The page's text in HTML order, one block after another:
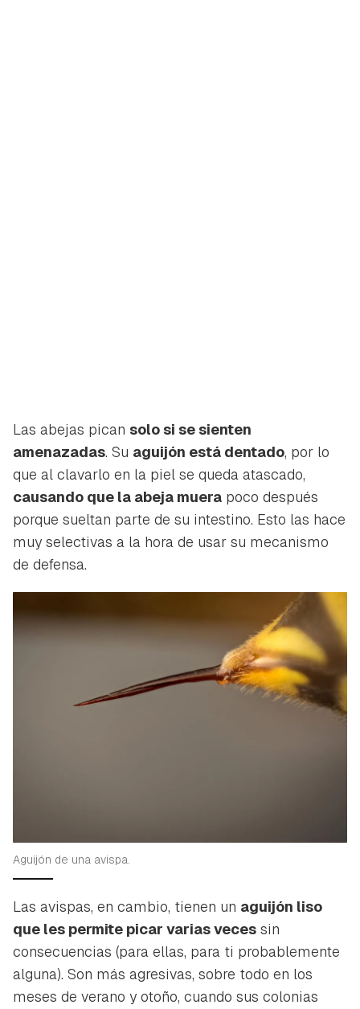
Las abejas pican solo si se sienten
amenazadas. Su aguijón está dentado, por lo
que al clavarlo en la piel se queda atascado,
causando que la abeja muera poco después
porque sueltan parte de su intestino. Esto las hace
muy selectivas a la hora de usar su mecanismo
de defensa.
Aguijón de una avispa.
Las avispas, en cambio, tienen un aguijón liso
que les permite picar varias veces sin
consecuencias (para ellas, para ti probablemente
alguna). Son más agresivas, sobre todo en los
meses de verano y otoño, cuando sus colonias